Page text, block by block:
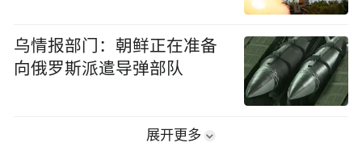
乌情报部门：朝鲜正在准备
向俄罗斯派遣导弹部队
展开更多